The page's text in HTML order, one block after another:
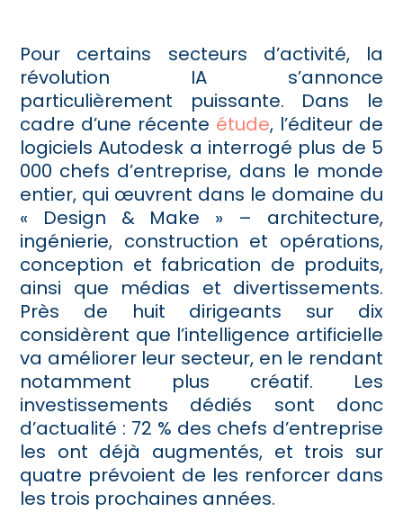
Pour certains secteurs d’activité, la
révolution IA s’annonce
particulièrement puissante. Dans le
cadre d’une récente étude, l’éditeur de
logiciels Autodesk a interrogé plus de 5
000 chefs d’entreprise, dans le monde
entier, qui œuvrent dans le domaine du
« Design & Make » – architecture,
ingénierie, construction et opérations,
conception et fabrication de produits,
ainsi que médias et divertissements.
Près de huit dirigeants sur dix
considèrent que l’intelligence artificielle
va améliorer leur secteur, en le rendant
notamment plus créatif. Les
investissements dédiés sont donc
d’actualité : 72 % des chefs d’entreprise
les ont déjà augmentés, et trois sur
quatre prévoient de les renforcer dans
les trois prochaines années.